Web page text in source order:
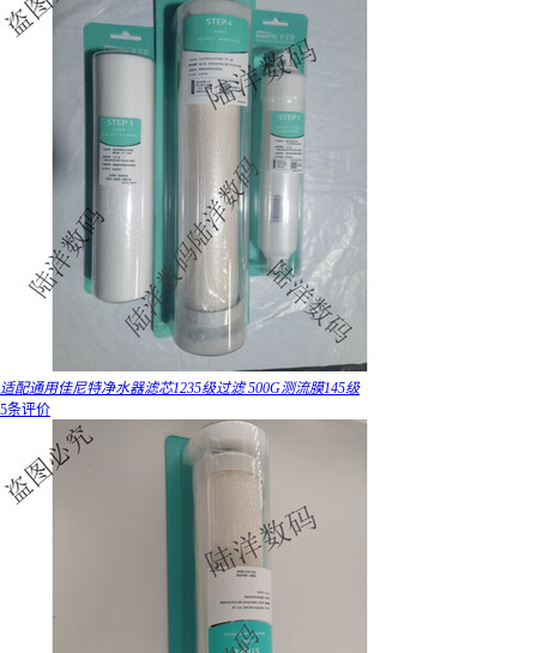
适配通用佳尼特净水器滤芯1235级过滤 500G测流膜145级
5条评价